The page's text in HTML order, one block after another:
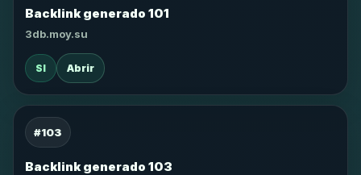
Backlink generado 101
3db.moy.su
SI Abrir
#103
Backlink generado 103